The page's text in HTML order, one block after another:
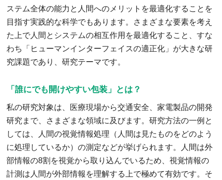
ステム全体の能力と人間へのメリットを最適化することを
目指す実践的な科学でもあります。さまざまな要素を考え
た上で人間とシステムの相互作用を最適化すること、すな
わち「ヒューマンインターフェイスの適正化」が大きな研
究課題であり、研究テーマです。
「誰にでも開けやすい包装」とは？
私の研究対象は、医療現場から交通安全、家電製品の開発
研究まで、さまざまな領域に及びます。研究方法の一例と
しては、人間の視覚情報処理（人間は見たものをどのよう
に処理しているか）の測定などが挙げられます。人間は外
部情報の8割を視覚から取り込んでいるため、視覚情報の
計測は人間が外部情報を理解する上で極めて有効です。そ